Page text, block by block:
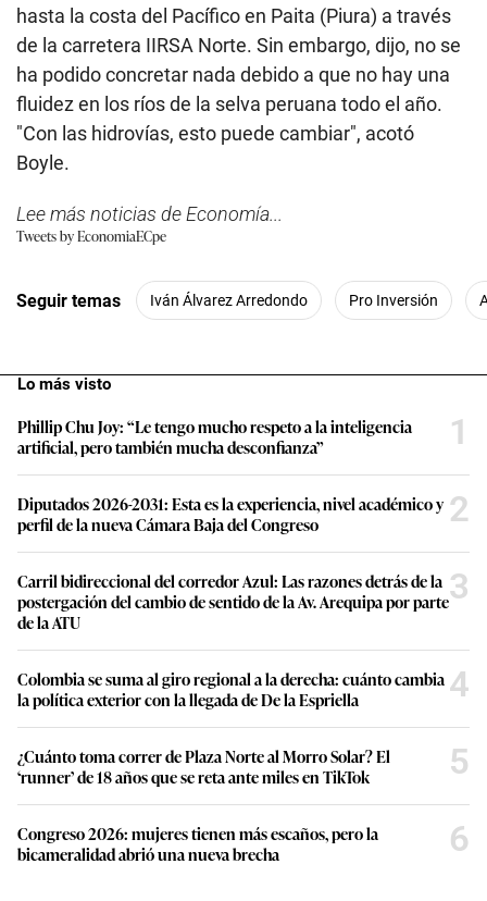
hasta la costa del Pacífico en Paita (Piura) a través
de la carretera IIRSA Norte. Sin embargo, dijo, no se
ha podido concretar nada debido a que no hay una
fluidez en los ríos de la selva peruana todo el año.
"Con las hidrovías, esto puede cambiar", acotó
Boyle.
Lee más noticias de Economía...
Tweets by EconomiaECpe
Seguir temas Iván Álvarez Arredondo Pro Inversión
Lo más visto
Phillip Chu Joy: “Le tengo mucho respeto a la inteligencia
artificial, pero también mucha desconfianza”
1
Diputados 2026-2031: Esta es la experiencia, nivel académico y
perfil de la nueva Cámara Baja del Congreso
2
Carril bidireccional del corredor Azul: Las razones detrás de la
postergación del cambio de sentido de la Av. Arequipa por parte
de la ATU
3
Colombia se suma al giro regional a la derecha: cuánto cambia
la política exterior con la llegada de De la Espriella
4
¿Cuánto toma correr de Plaza Norte al Morro Solar? El
‘runner’ de 18 años que se reta ante miles en TikTok
5
Congreso 2026: mujeres tienen más escaños, pero la
bicameralidad abrió una nueva brecha
6